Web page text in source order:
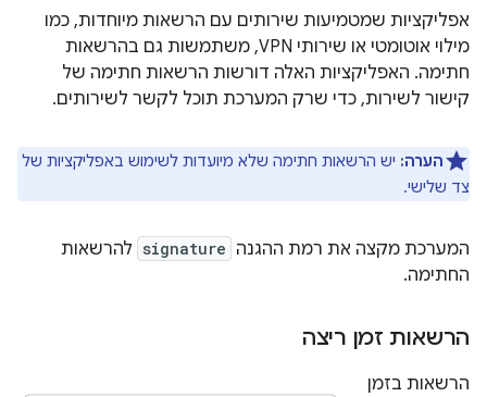
אפליקציות שמטמיעות שירותים עם הרשאות מיוחדות, כמו
מילוי אוטומטי או שירותי VPN, משתמשות גם בהרשאות
חתימה. האפליקציות האלה דורשות הרשאות חתימה של
קישור לשירות, כדי שרק המערכת תוכל לקשר לשירותים.
הערה: יש הרשאות חתימה שלא מיועדות לשימוש באפליקציות של
צד שלישי.
המערכת מקצה את רמת ההגנה signature להרשאות
החתימה.
הרשאות זמן ריצה
הרשאות בזמן